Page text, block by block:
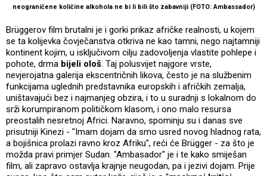
neograničene količine alkohola ne bi li bili što zabavniji (FOTO: Ambassador)
Brüggerov film brutalni je i gorki prikaz afričke realnosti, u kojem
se ta kolijevka čovječanstva otkriva ne kao tamni, nego najtamniji
kontinent kojim, u isključivom cilju zadovoljenja vlastite pohlepe i
pohote, drma bijeli ološ. Taj polusvijet najgore vrste,
nevjerojatna galerija ekscentričnih likova, često je na službenim
funkcijama uglednih predstavnika europskih i afričkih zemalja,
uništavajući bez i najmanjeg obzira, i to u suradnji s lokalnom do
srži korumpiranom političkom klasom, i ono malo resursa
preostalih nesretnoj Africi. Naravno, spominju su i danas sve
prisutniji Kinezi - "Imam dojam da smo usred novog hladnog rata,
a bojišnica prolazi ravno kroz Afriku", reći će Brügger - za što je
možda pravi primjer Sudan. "Ambasador" je i te kako smiješan
film, ali zapravo ostavlja krajnje neugodan, pa i jezivi dojam. Prije